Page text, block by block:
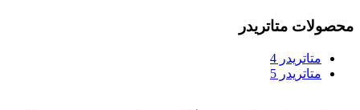
محصولات متاتریدر
متاتريدر 4
متاتريدر 5